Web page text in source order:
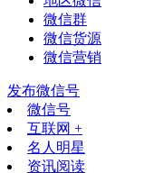
微信群
微信货源
微信营销
发布微信号
微信号
互联网 +
名人明星
资讯阅读